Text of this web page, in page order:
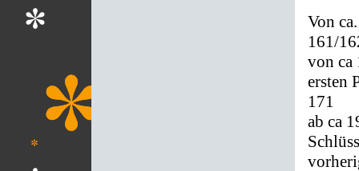
Von
161/
von ca
ersten
171
ab ca